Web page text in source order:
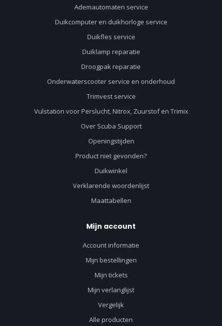
Ademautomaten service
Duikcomputer en duikhorloge service
Duikfles service
Duiklamp reparatie
Droogpak reparatie
Onderwaterscooter service en onderhoud
Trimvest service
Vulstation voor Perslucht, Nitrox, Zuurstof en Trimix
Over Scuba Support
Openingstijden
Product niet gevonden?
Duikwinkel
Verklarende woordenlijst
Maattabellen
Mijn account
Account informatie
Mijn bestellingen
Mijn tickets
Mijn verlanglijst
Vergelijk
Alle producten